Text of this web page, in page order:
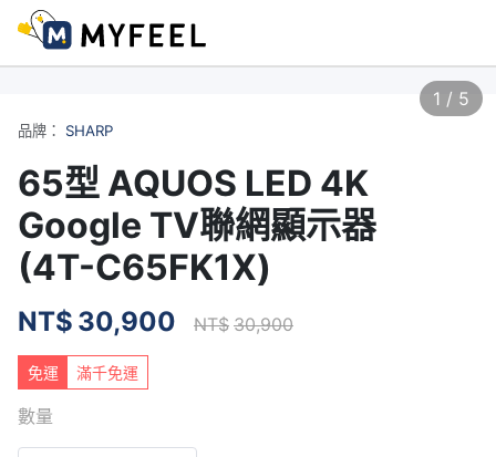
1 / 5
品牌： SHARP
65型 AQUOS LED 4K
Google TV聯網顯示器
(4T-C65FK1X)
NT$ 30,900 NT$ 30,900
免運 滿千免運
數量